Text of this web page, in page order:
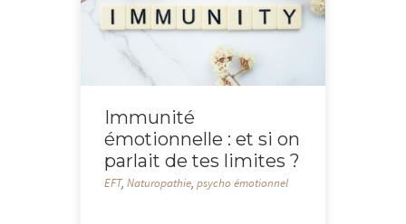
Immunité
émotionnelle : et si on
parlait de tes limites ?
EFT,Naturopathie,psycho émotionnel